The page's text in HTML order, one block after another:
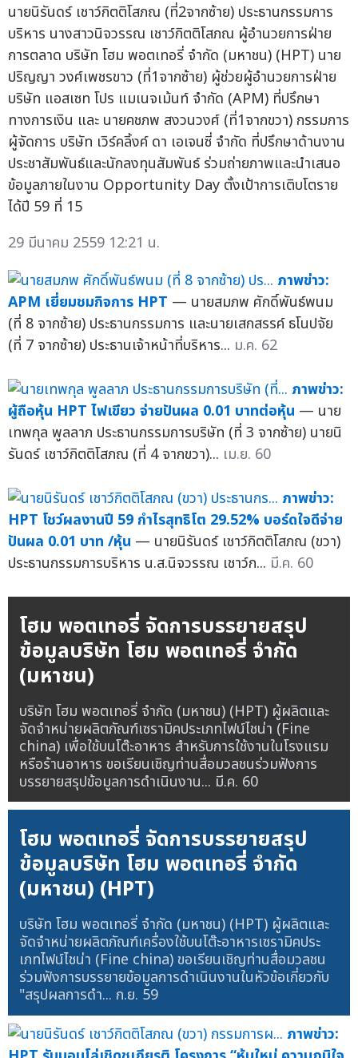
นายนิรันดร์ เชาว์กิตติโสภณ (ที่2จากซ้าย) ประธานกรรมการ
บริหาร นางสาวนิจวรรณ เชาว์กิตติโสภณ ผู้อำนวยการฝ่าย
การตลาด บริษัท โฮม พอตเทอรี่ จำกัด (มหาชน) (HPT) นาย
ปริญญา วงศ์เพชรขาว (ที่1จากซ้าย) ผู้ช่วยผู้อำนวยการฝ่าย
บริษัท แอสเซท โปร แมเนจเม้นท์ จำกัด (APM) ที่ปรึกษา
ทางการเงิน และ นายคชภพ สงวนวงศ์ (ที่1จากขวา) กรรมการ
ผู้จัดการ บริษัท เวิร์คลิ้งค์ ดา เอเจนซี่ จำกัด ที่ปรึกษาด้านงาน
ประชาสัมพันธ์และนักลงทุนสัมพันธ์ ร่วมถ่ายภาพและนำเสนอ
ข้อมูลภายในงาน Opportunity Day ตั้งเป้าการเติบโตราย
ได้ปี 59 ที่ 15
29 มีนาคม 2559 12:21 น.
ภาพข่าว:
APM เยี่ยมชมกิจการ HPT — นายสมภพ ศักดิ์พันธ์พนม
(ที่ 8 จากซ้าย) ประธานกรรมการ และนายเสกสรรค์ ธโนปจัย
(ที่ 7 จากซ้าย) ประธานเจ้าหน้าที่บริหาร... ม.ค. 62
ภาพข่าว:
ผู้ถือหุ้น HPT ไฟเขียว จ่ายปันผล 0.01 บาทต่อหุ้น — นาย
เทพกุล พูลลาภ ประธานกรรมการบริษัท (ที่ 3 จากซ้าย) นายนิ
รันดร์ เชาว์กิตติโสภณ (ที่ 4 จากขวา)... เม.ย. 60
ภาพข่าว:
HPT โชว์ผลงานปี 59 กำไรสุทธิโต 29.52% บอร์ดใจดีจ่าย
ปันผล 0.01 บาท /หุ้น — นายนิรันดร์ เชาว์กิตติโสภณ (ขวา)
ประธานกรรมการบริหาร น.ส.นิจวรรณ เชาว์ก... มี.ค. 60
โฮม พอตเทอรี่ จัดการบรรยายสรุป
ข้อมูลบริษัท โฮม พอตเทอรี่ จำกัด
(มหาชน)
บริษัท โฮม พอตเทอรี่ จำกัด (มหาชน) (HPT) ผู้ผลิตและ
จัดจำหน่ายผลิตภัณฑ์เซรามิคประเภทไฟน์ไชน่า (Fine
china) เพื่อใช้บนโต๊ะอาหาร สำหรับการใช้งานในโรงแรม
หรือร้านอาหาร ขอเรียนเชิญท่านสื่อมวลชนร่วมฟังการ
บรรยายสรุปข้อมูลการดำเนินงาน... มี.ค. 60
โฮม พอตเทอรี่ จัดการบรรยายสรุป
ข้อมูลบริษัท โฮม พอตเทอรี่ จำกัด
(มหาชน) (HPT)
บริษัท โฮม พอตเทอรี่ จำกัด (มหาชน) (HPT) ผู้ผลิตและ
จัดจำหน่ายผลิตภัณฑ์เครื่องใช้บนโต๊ะอาหารเซรามิคประ
เภทไฟน์ไชน่า (Fine china) ขอเรียนเชิญท่านสื่อมวลชน
ร่วมฟังการบรรยายข้อมูลการดำเนินงานในหัวข้อเกี่ยวกับ
"สรุปผลการดำ... ก.ย. 59
ภาพข่าว: